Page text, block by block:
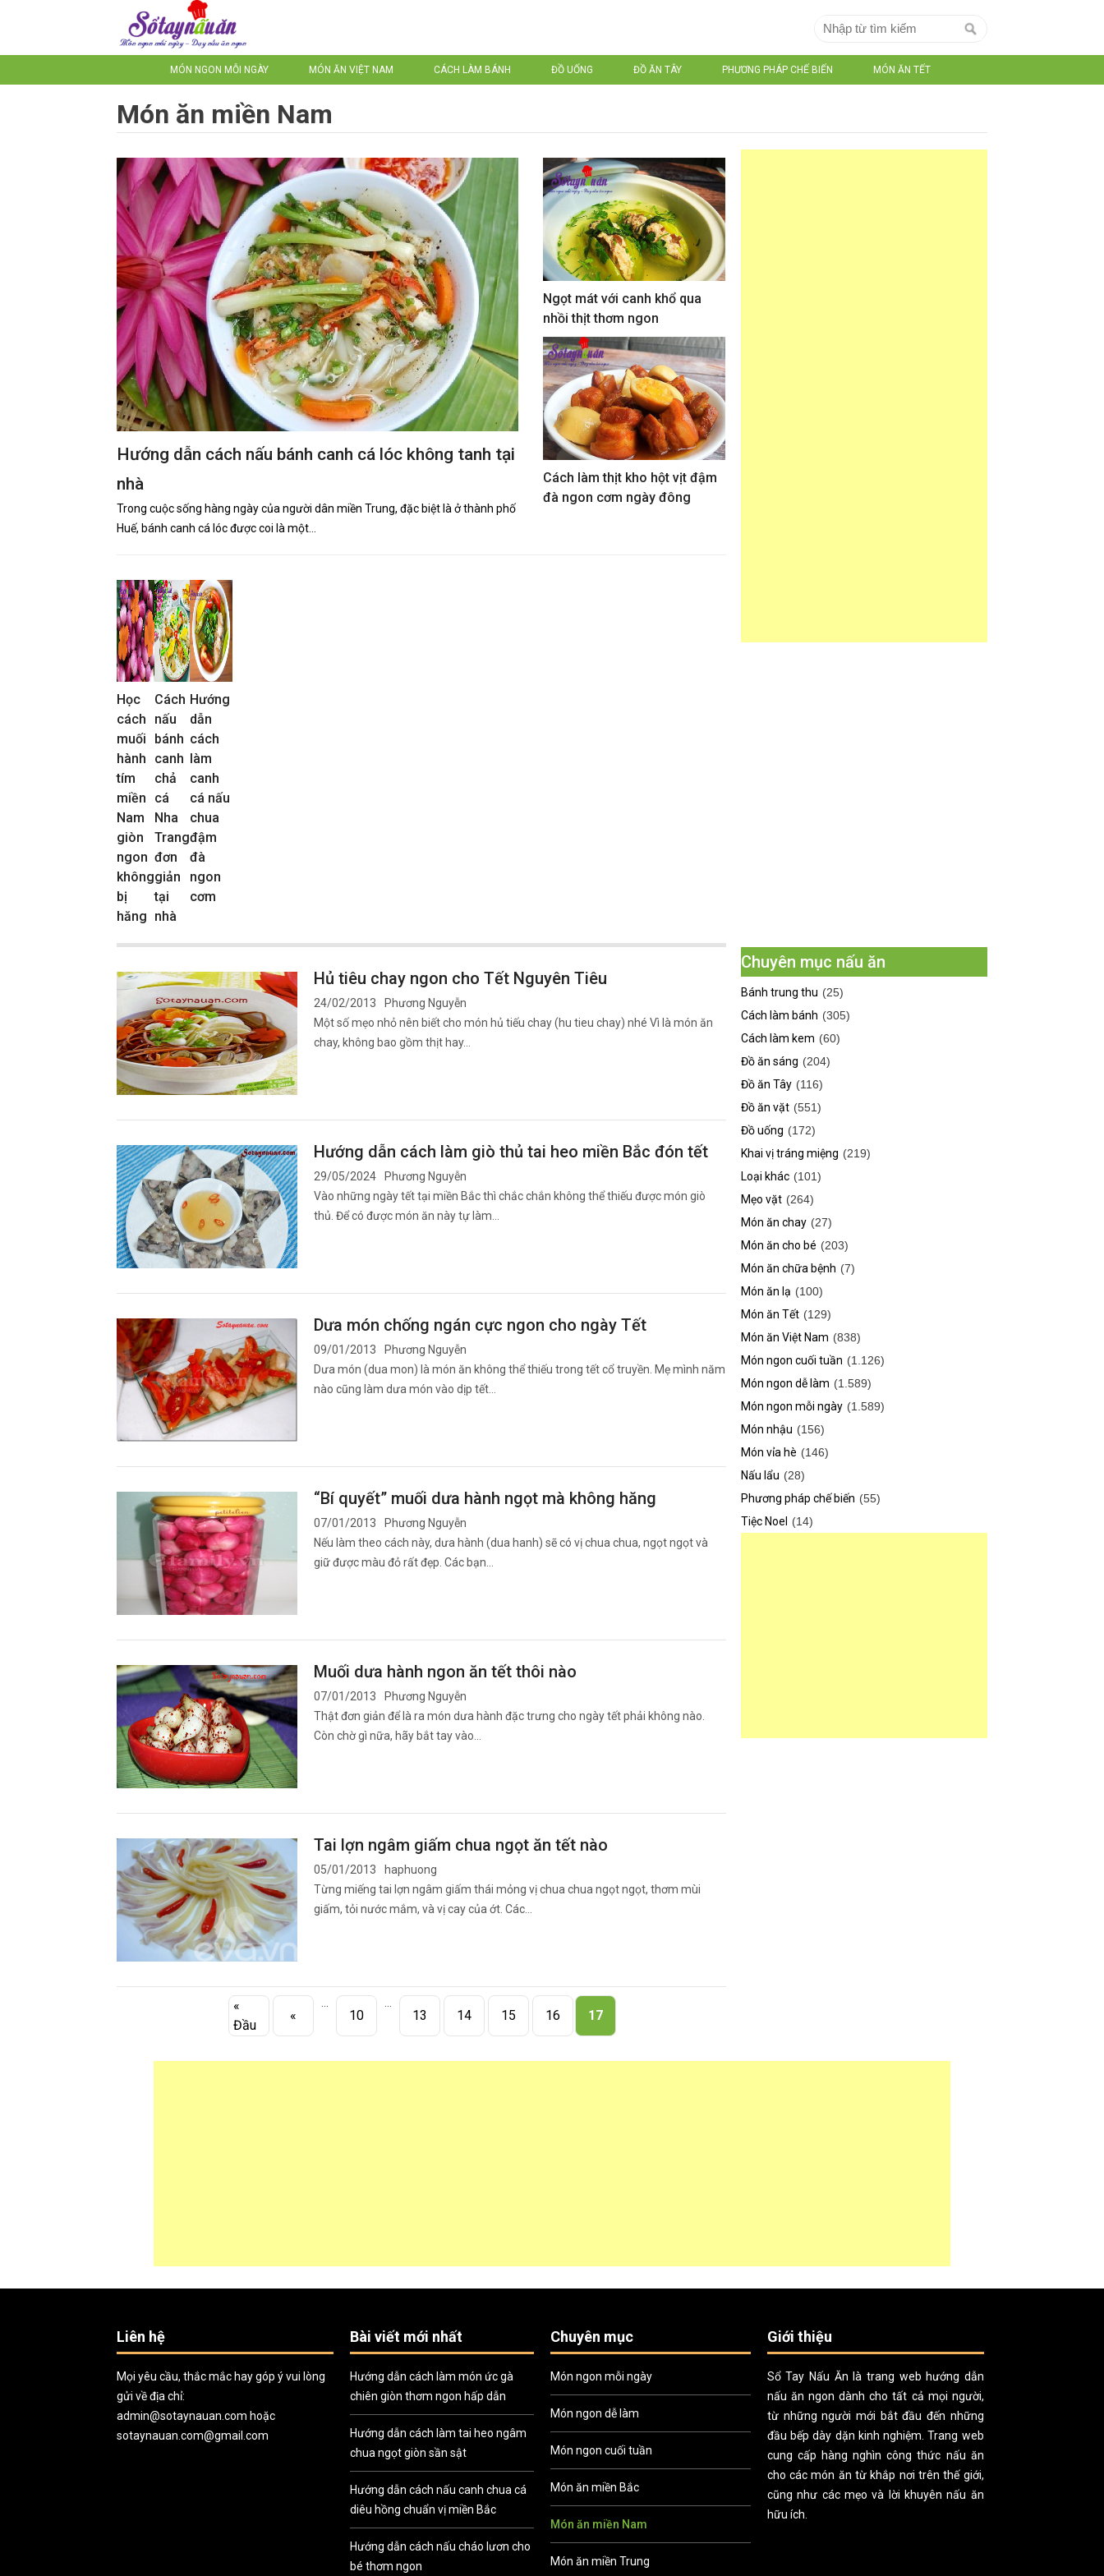
MÓN NGON MỖI NGÀY MÓN ĂN VIỆT NAM CÁCH LÀM BÁNH ĐỒ UỐNG ĐỒ ĂN TÂY PHƯƠNG PHÁP CHẾ BIẾN MÓN ĂN TẾT
Món ăn miền Nam
Hướng dẫn cách nấu bánh canh cá lóc không tanh tại
nhà
Trong cuộc sống hàng ngày của người dân miền Trung, đặc biệt là ở thành phố
Huế, bánh canh cá lóc được coi là một…
Ngọt mát với canh khổ qua
nhồi thịt thơm ngon
Cách làm thịt kho hột vịt đậm
đà ngon cơm ngày đông
Học
cách
muối
hành
tím
miền
Nam
giòn
ngon
không
bị
hăng
Cách
nấu
bánh
canh
chả
cá
Nha
Trang
đơn
giản
tại
nhà
Hướng
dẫn
cách
làm
canh
cá nấu
chua
đậm
đà
ngon
cơm
Hủ tiêu chay ngon cho Tết Nguyên Tiêu
24/02/2013
Phương Nguyễn
Một số mẹo nhỏ nên biết cho món hủ tiếu chay (hu tieu chay) nhé Vì là món ăn
chay, không bao gồm thịt hay…
Hướng dẫn cách làm giò thủ tai heo miền Bắc đón tết
29/05/2024
Phương Nguyễn
Vào những ngày tết tại miền Bắc thì chắc chắn không thể thiếu được món giò
thủ. Để có được món ăn này tự làm…
Dưa món chống ngán cực ngon cho ngày Tết
09/01/2013
Phương Nguyễn
Dưa món (dua mon) là món ăn không thể thiếu trong tết cổ truyền. Mẹ mình năm
nào cũng làm dưa món vào dịp tết…
“Bí quyết” muối dưa hành ngọt mà không hăng
07/01/2013
Phương Nguyễn
Nếu làm theo cách này, dưa hành (dua hanh) sẽ có vị chua chua, ngọt ngọt và
giữ được màu đỏ rất đẹp. Các bạn…
Muối dưa hành ngon ăn tết thôi nào
07/01/2013
Phương Nguyễn
Thật đơn giản để là ra món dưa hành đặc trưng cho ngày tết phải không nào.
Còn chờ gì nữa, hãy bắt tay vào…
Tai lợn ngâm giấm chua ngọt ăn tết nào
05/01/2013
haphuong
Từng miếng tai lợn ngâm giấm thái mỏng vị chua chua ngọt ngọt, thơm mùi
giấm, tỏi nước mắm, và vị cay của ớt. Các…
«
Đầu
« 10 13 14 15 16 17
Chuyên mục nấu ăn
Bánh trung thu (25)
Cách làm bánh (305)
Cách làm kem (60)
Đồ ăn sáng (204)
Đồ ăn Tây (116)
Đồ ăn vặt (551)
Đồ uống (172)
Khai vị tráng miệng (219)
Loại khác (101)
Mẹo vặt (264)
Món ăn chay (27)
Món ăn cho bé (203)
Món ăn chữa bệnh (7)
Món ăn lạ (100)
Món ăn Tết (129)
Món ăn Việt Nam (838)
Món ngon cuối tuần (1.126)
Món ngon dễ làm (1.589)
Món ngon mỗi ngày (1.589)
Món nhậu (156)
Món vỉa hè (146)
Nấu lẩu (28)
Phương pháp chế biến (55)
Tiệc Noel
(14)
Liên hệ
Mọi yêu cầu, thắc mắc hay góp ý vui lòng
gửi về địa chỉ:
admin@sotaynauan.com hoặc
sotaynauan.com@gmail.com
Bài viết mới nhất
Hướng dẫn cách làm món ức gà
chiên giòn thơm ngon hấp dẫn
Hướng dẫn cách làm tai heo ngâm
chua ngọt giòn sần sật
Hướng dẫn cách nấu canh chua cá
diêu hồng chuẩn vị miền Bắc
Hướng dẫn cách nấu cháo lươn cho
bé thơm ngon
Chuyên mục
Món ngon mỗi ngày
Món ngon dễ làm
Món ngon cuối tuần
Món ăn miền Bắc
Món ăn miền Nam
Món ăn miền Trung
Giới thiệu
Sổ Tay Nấu Ăn là trang web hướng dẫn
nấu ăn ngon dành cho tất cả mọi người,
từ những người mới bắt đầu đến những
đầu bếp dày dặn kinh nghiệm. Trang web
cung cấp hàng nghìn công thức nấu ăn
cho các món ăn từ khắp nơi trên thế giới,
cũng như các mẹo và lời khuyên nấu ăn
hữu ích.